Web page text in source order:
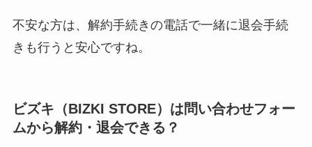
不安な方は、解約手続きの電話で一緒に退会手続
きも行うと安心ですね。
ビズキ（BIZKI STORE）は問い合わせフォー
ムから解約・退会できる？